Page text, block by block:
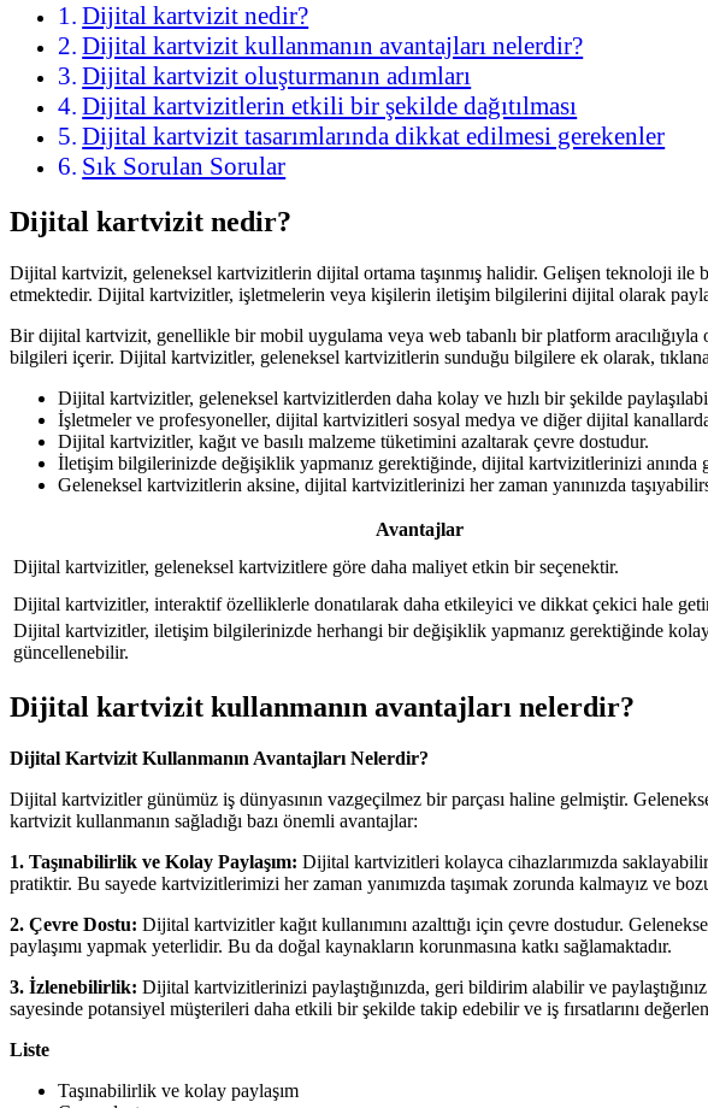
Dijital kartvizit nedir?
Dijital kartvizit kullanmanın avantajları nelerdir?
Dijital kartvizit oluşturmanın adımları
Dijital kartvizitlerin etkili bir şekilde dağıtılması
Dijital kartvizit tasarımlarında dikkat edilmesi gerekenler
Sık Sorulan Sorular
Dijital kartvizit nedir?
Dijital kartvizit, geleneksel kartvizitlerin dijital ortama taşınmış halidir. Gelişen teknoloji
etmektedir. Dijital kartvizitler, işletmelerin veya kişilerin iletişim bilgilerini dijital olarak
Bir dijital kartvizit, genellikle bir mobil uygulama veya web tabanlı bir platform aracılığıyla
bilgileri içerir. Dijital kartvizitler, geleneksel kartvizitlerin sunduğu bilgilere ek olarak,
Dijital kartvizitler, geleneksel kartvizitlerden daha kolay ve hızlı bir şekilde
İşletmeler ve profesyoneller, dijital kartvizitleri sosyal medya ve diğer dijital
Dijital kartvizitler, kağıt ve basılı malzeme tüketimini azaltarak çevre dostudur.
İletişim bilgilerinizde değişiklik yapmanız gerektiğinde, dijital kartvizitlerinizi anında
Geleneksel kartvizitlerin aksine, dijital kartvizitlerinizi her zaman yanınızda
Avantajlar
Dijital kartvizitler, geleneksel kartvizitlere göre daha maliyet etkin bir seçenektir.
Dijital kartvizitler, interaktif özelliklerle donatılarak daha etkileyici ve dikkat çekici hale
Dijital kartvizitler, iletişim bilgilerinizde herhangi bir değişiklik yapmanız gerektiğinde
güncellenebilir.
Dijital kartvizit kullanmanın avantajları nelerdir?
Dijital Kartvizit Kullanmanın Avantajları Nelerdir?
Dijital kartvizitler günümüz iş dünyasının vazgeçilmez bir parçası haline gelmiştir.
kartvizit kullanmanın sağladığı bazı önemli avantajlar:
1. Taşınabilirlik ve Kolay Paylaşım: Dijital kartvizitleri kolayca cihazlarımızda
pratiktir. Bu sayede kartvizitlerimizi her zaman yanımızda taşımak zorunda kalmayız ve
2. Çevre Dostu: Dijital kartvizitler kağıt kullanımını azalttığı için çevre dostudur.
paylaşımı yapmak yeterlidir. Bu da doğal kaynakların korunmasına katkı sağlamaktadır.
3. İzlenebilirlik: Dijital kartvizitlerinizi paylaştığınızda, geri bildirim alabilir ve
sayesinde potansiyel müşterileri daha etkili bir şekilde takip edebilir ve iş fırsatlarını
Liste
Taşınabilirlik ve kolay paylaşım